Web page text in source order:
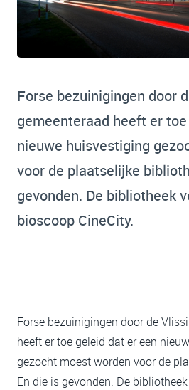
Forse bezuinigingen door
gemeenteraad heeft er
nieuwe huisvestiging
voor de plaatselijke
gevonden. De bibliotheek
bioscoop CineCity.
Forse bezuinigingen door de
heeft er toe geleid dat er een
gezocht moest worden voor de
En die is gevonden. De